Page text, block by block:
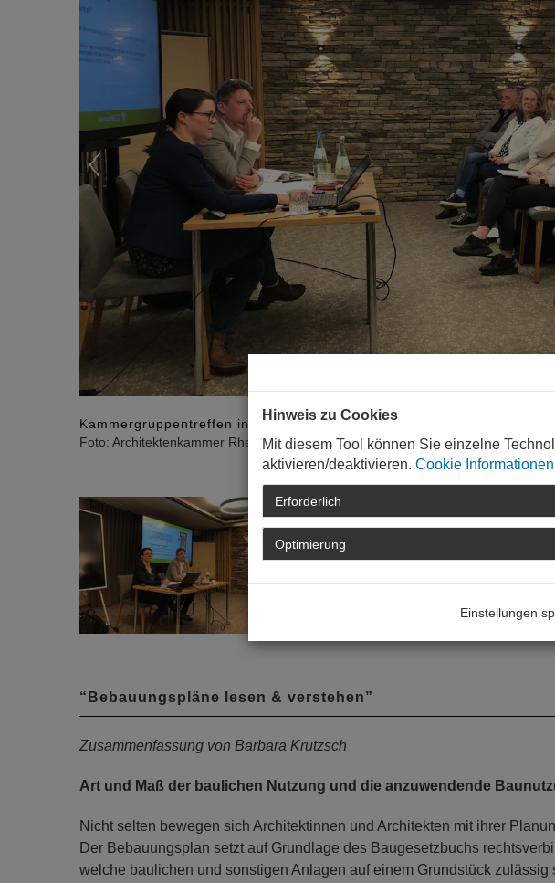
Kammergruppentreffen in Ahrweiler am 4. Mai 2023.
Foto: Architektenkammer Rheinland-Pfalz
“Bebauungspläne lesen & verstehen”
Zusammenfassung von Barbara Krutzsch
Art und Maß der baulichen Nutzung und die anzuwendende
Nicht selten bewegen sich Architektinnen und Architekten mit ihrer
Der Bebauungsplan setzt auf Grundlage des Baugesetzbuchs
welche baulichen und sonstigen Anlagen auf einem Grundstück
Hinweis zu Cookies
Mit diesem Tool können Sie einzelne
aktivieren/deaktivieren. Cookie
Erforderlich
Optimierung
Einstellungen